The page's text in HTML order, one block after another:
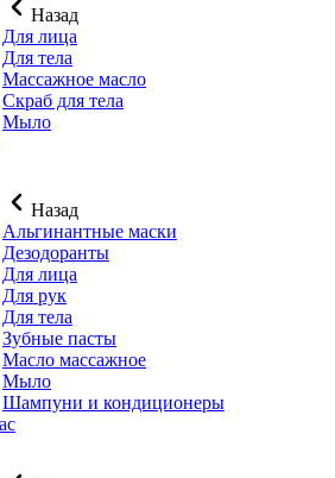
Назад
Для лица
Для тела
Массажное масло
Скраб для тела
Мыло
Назад
Альгинантные маски
Дезодоранты
Для лица
Для рук
Для тела
Зубные пасты
Масло массажное
Мыло
Шампуни и кондиционеры